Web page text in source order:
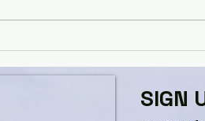
MOMENTサマーセール
SIGN